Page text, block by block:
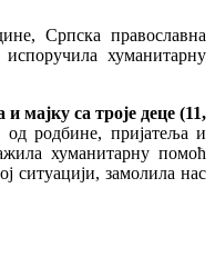
Српска православна
хуманитарну
и мајку са троје деце (11,
од родбине, пријатеља и
хуманитарну помоћ
ситуацији, замолила нас